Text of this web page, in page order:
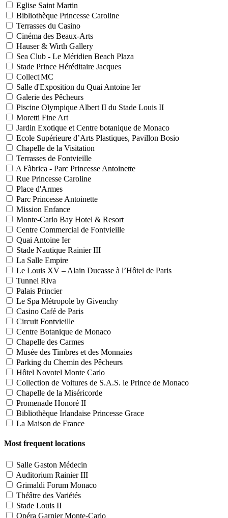
Eglise Saint Martin
Bibliothèque Princesse Caroline
Terrasses du Casino
Cinéma des Beaux-Arts
Hauser & Wirth Gallery
Sea Club - Le Méridien Beach Plaza
Stade Prince Héréditaire Jacques
Collect|MC
Salle d'Exposition du Quai Antoine Ier
Galerie des Pêcheurs
Piscine Olympique Albert II du Stade Louis II
Moretti Fine Art
Jardin Exotique et Centre botanique de Monaco
Ecole Supérieure d’Arts Plastiques, Pavillon Bosio
Chapelle de la Visitation
Terrasses de Fontvieille
A Fàbrica - Parc Princesse Antoinette
Rue Princesse Caroline
Place d'Armes
Parc Princesse Antoinette
Mission Enfance
Monte-Carlo Bay Hotel & Resort
Centre Commercial de Fontvieille
Quai Antoine Ier
Stade Nautique Rainier III
La Salle Empire
Le Louis XV – Alain Ducasse à l’Hôtel de Paris
Tunnel Riva
Palais Princier
Le Spa Métropole by Givenchy
Casino Café de Paris
Circuit Fontvieille
Centre Botanique de Monaco
Chapelle des Carmes
Musée des Timbres et des Monnaies
Parking du Chemin des Pêcheurs
Hôtel Novotel Monte Carlo
Collection de Voitures de S.A.S. le Prince de Monaco
Chapelle de la Miséricorde
Promenade Honoré II
Bibliothèque Irlandaise Princesse Grace
La Maison de France
Most frequent locations
Salle Gaston Médecin
Auditorium Rainier III
Grimaldi Forum Monaco
Théâtre des Variétés
Stade Louis II
Opéra Garnier Monte-Carlo